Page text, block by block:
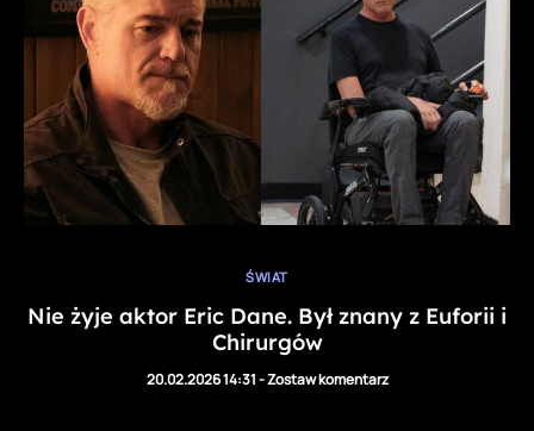
ŚWIAT
Nie żyje aktor Eric Dane. Był znany z Euforii i
Chirurgów
20.02.2026 14:31-Zostaw komentarz